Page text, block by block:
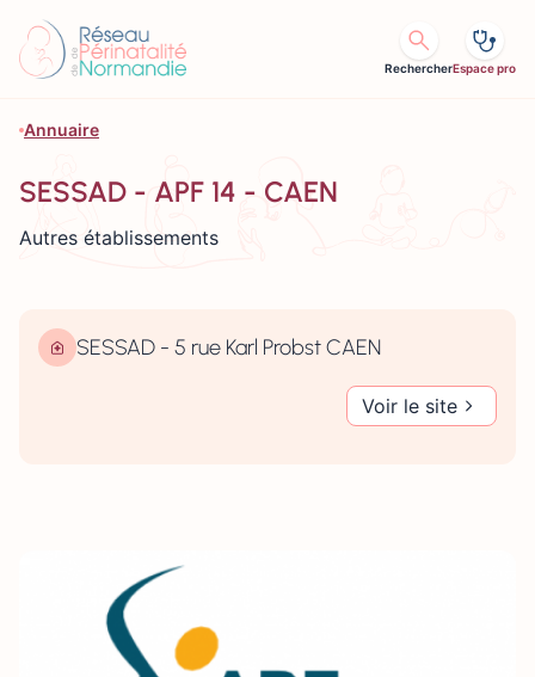
RechercherEspace pro
Annuaire
SESSAD - APF 14 - CAEN
Autres établissements
SESSAD - 5 rue Karl Probst CAEN
Voir le site